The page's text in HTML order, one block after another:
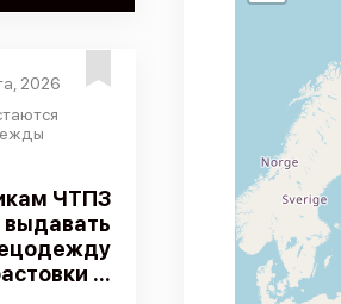
2026
ЧТПЗ
выдавать
...